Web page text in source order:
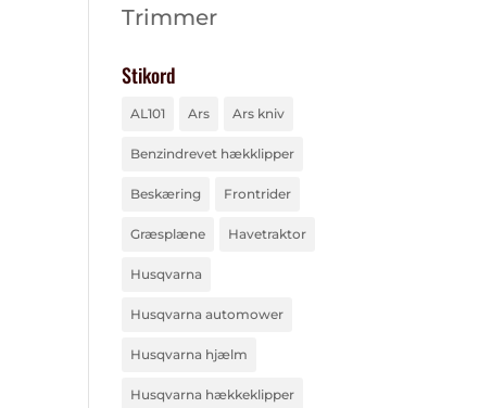
Trimmer
Stikord
AL101 Ars Ars kniv
Benzindrevet hækklipper
Beskæring Frontrider
Græsplæne Havetraktor
Husqvarna
Husqvarna automower
Husqvarna hjælm
Husqvarna hækkeklipper